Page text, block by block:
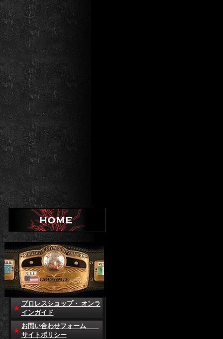
プロレスショップ・ オンラ
インガイド
お問い合わせフォーム
サイトポリシー